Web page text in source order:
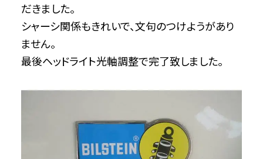
だきました。
シャーシ関係もきれいで、文句のつけようがあり
ません。
最後ヘッドライト光軸調整で完了致しました。